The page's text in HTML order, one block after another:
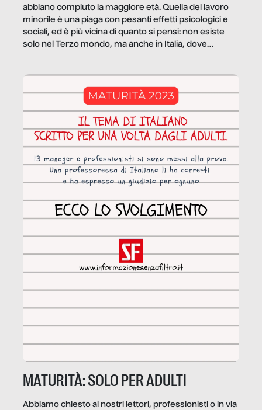
abbiano compiuto la maggiore età. Quella del lavoro
minorile è una piaga con pesanti effetti psicologici e
sociali, ed è più vicina di quanto si pensi: non esiste
solo nel Terzo mondo, ma anche in Italia, dove
MATURITÀ: SOLO PER ADULTI
Abbiamo chiesto ai nostri lettori, professionisti o in via